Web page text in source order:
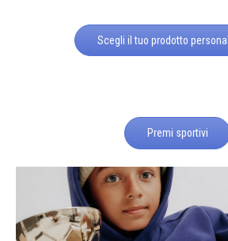
Scegli il tuo prodotto
Premi sportivi